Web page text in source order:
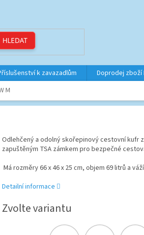
HLEDAT
k zavazadlům Doprodej
M
Zvolte variantu
Odlehčený a odolný skořepinový cestovní kufr
zapuštěným TSA zámkem pro bezpečné
Má rozměry 66 x 46 x 25 cm, objem 69 litrů a
Detailní informace